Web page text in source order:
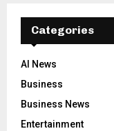
Categories
AI News
Business
Business News
Entertainment